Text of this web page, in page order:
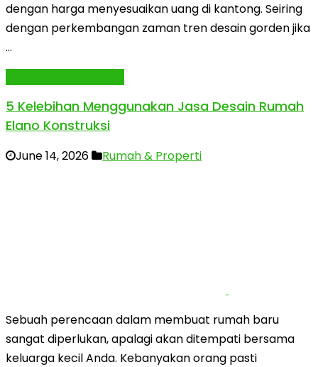
dengan harga menyesuaikan uang di kantong. Seiring
dengan perkembangan zaman tren desain gorden jika
…
5 Kelebihan Menggunakan Jasa Desain Rumah
Elano Konstruksi
June 14, 2026 Rumah & Properti
Sebuah perencaan dalam membuat rumah baru
sangat diperlukan, apalagi akan ditempati bersama
keluarga kecil Anda. Kebanyakan orang pasti